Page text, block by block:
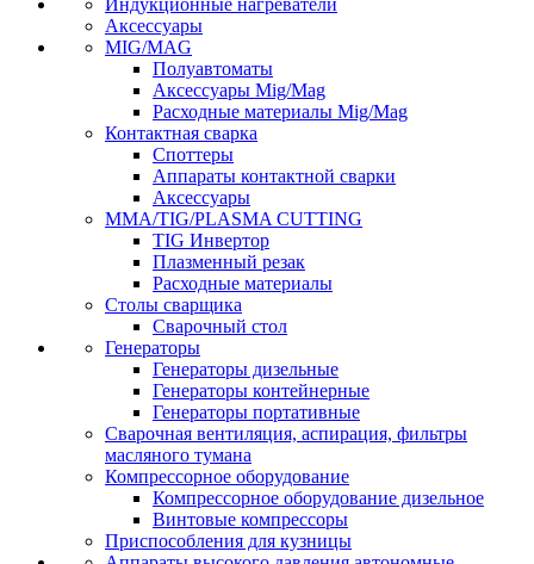
Индукционные нагреватели
Аксессуары
MIG/MAG
Полуавтоматы
Аксессуары Mig/Mag
Расходные материалы Mig/Mag
Контактная сварка
Споттеры
Аппараты контактной сварки
Аксессуары
MMA/TIG/PLASMA CUTTING
TIG Инвертор
Плазменный резак
Расходные материалы
Столы сварщика
Сварочный стол
Генераторы
Генераторы дизельные
Генераторы контейнерные
Генераторы портативные
Сварочная вентиляция, аспирация, фильтры
масляного тумана
Компрессорное оборудование
Компрессорное оборудование дизельное
Винтовые компрессоры
Приспособления для кузницы